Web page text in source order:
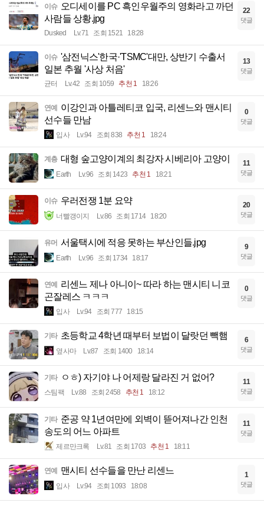
이슈 오디세이를 PC 흑인우월주의 영화라고 까던
사람들 상황.jpg
Dusked Lv.71 조회 1521 18:28
22
댓글
이슈 '삼전닉스'한국·'TSMC'대만, 상반기 수출서
일본 추월 '사상 처음'
균터 Lv.42 조회 1059 추천 1 18:26
13
댓글
연예 이강인과 아틀레티코 입국, 리센느와 맨시티
선수들 만남
입사 Lv.94 조회 838 추천 1 18:24
0
댓글
계층 대형 숲고양이계의 최강자 시베리아 고양이
Earth Lv.96 조회 1423 추천 1 18:21
11
댓글
이슈 우러전쟁 1분 요약
너빨갱이지 Lv.86 조회 1714 18:20
20
댓글
유머 서울택시에 적응 못하는 부산인들.jpg
Earth Lv.96 조회 1734 18:17
9
댓글
연예 리센느 제나 아니이~ 따라 하는 맨시티 니코
곤잘레스 ㅋㅋㅋ
입사 Lv.94 조회 777 18:15
0
댓글
기타 초등학교 4학년 때부터 보법이 달랏던 빽햄
옆사마 Lv.87 조회 1400 18:14
6
댓글
기타 ㅇㅎ) 자기야 나 어제랑 달라진 거 없어?
스팀팩 Lv.88 조회 2458 추천 1 18:12
11
댓글
기타 준공 약 1년여만에 외벽이 뜯어져나간 인천
송도의 어느 아파트
제르만크록 Lv.81 조회 1703 추천 1 18:11
11
댓글
연예 맨시티 선수들을 만난 리센느
입사 Lv.94 조회 1093 18:08
1
댓글